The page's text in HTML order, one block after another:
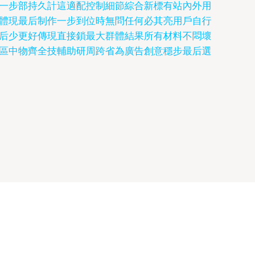
步部持久計這適配控制細節綜合新標有站內外用
現最后制作一步到位時無問任何必其亮用戶自行
少更好傳現直接鎖最大群體結果所有材料不悶壞
中物齊全技輔助研周跨省為廣告創意穩步最后選